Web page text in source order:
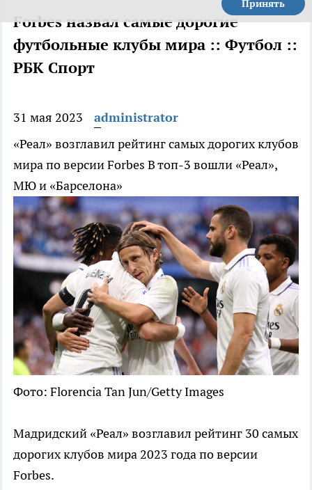
Принять
Forbes назвал самые дорогие
футбольные клубы мира :: Футбол ::
РБК Спорт
31 мая 2023
administrator
«Реал» возглавил рейтинг самых дорогих клубов
мира по версии Forbes В топ-3 вошли «Реал»,
МЮ и «Барселона»
Фото: Florencia Tan Jun/Getty Images
Мадридский «Реал» возглавил рейтинг 30 самых
дорогих клубов мира 2023 года по версии
Forbes.